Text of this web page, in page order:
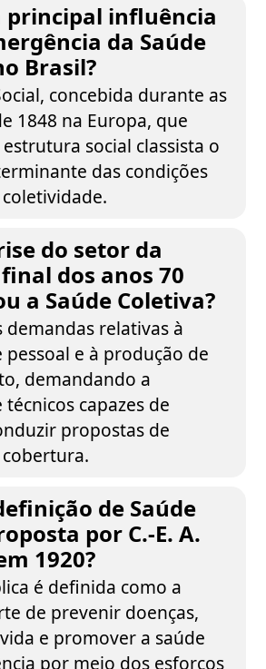
principal influência
da Saúde
Brasil?
concebida durante as
1848 na Europa, que
social classista o
das condições
do setor da
dos anos 70
a Saúde Coletiva?
demandas relativas à
e à produção de
demandando a
capazes de
propostas de
de Saúde
por C.-E. A.
1920?
é definida como a
de prevenir doenças,
e promover a saúde
por meio dos esforços